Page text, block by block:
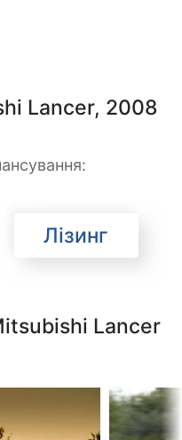
Lancer, 2008
Лізинг
Lancer